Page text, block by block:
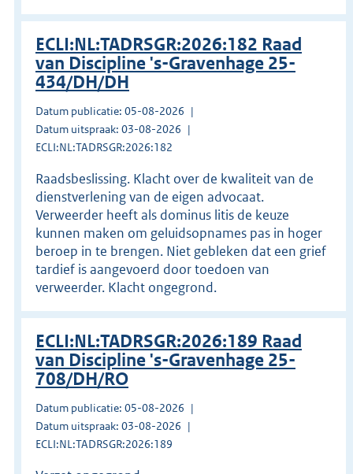
ECLI:NL:TADRSGR:2026:182 Raad
van Discipline 's-Gravenhage 25-
434/DH/DH
Datum publicatie: 05-08-2026
Datum uitspraak: 03-08-2026
ECLI:NL:TADRSGR:2026:182
Raadsbeslissing. Klacht over de kwaliteit van de
dienstverlening van de eigen advocaat.
Verweerder heeft als dominus litis de keuze
kunnen maken om geluidsopnames pas in hoger
beroep in te brengen. Niet gebleken dat een grief
tardief is aangevoerd door toedoen van
verweerder. Klacht ongegrond.
ECLI:NL:TADRSGR:2026:189 Raad
van Discipline 's-Gravenhage 25-
708/DH/RO
Datum publicatie: 05-08-2026
Datum uitspraak: 03-08-2026
ECLI:NL:TADRSGR:2026:189